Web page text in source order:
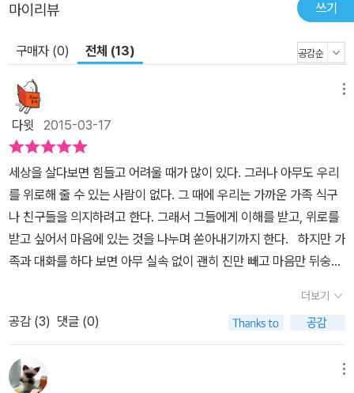
마이리뷰 쓰기
구매자 (0) 전체 (13)
다윗 2015-03-17
세상을 살다보면 힘들고 어려울 때가 많이 있다. 그러나 아무도 우리
를 위로해 줄 수 있는 사람이 없다. 그 때에 우리는 가까운 가족 식구
나 친구들을 의지하려고 한다. 그래서 그들에게 이해를 받고, 위로를
받고 싶어서 마음에 있는 것을 나누며 쏟아내기까지 한다. 하지만 가
족과 대화를 하다 보면 아무 실속 없이 괜히 진만 빼고 마음만 뒤숭숭
고 가까이 다가가도 오히려 그들이 우리에게 낯선 사람들처럼 느껴질
수도 있다. 이 책은 미국 워싱턴 조지타운대학교의 언어학과 교수이
며, 철학 박사, 사회언어학자, 시인이기도 한 데보라 태넌이 내 편인
줄 알았던 가족이 왜 적이 될 수밖에 없는지, 왜 싸우고 후회하는 일상
더보기
공감 (3) 댓글 (0)